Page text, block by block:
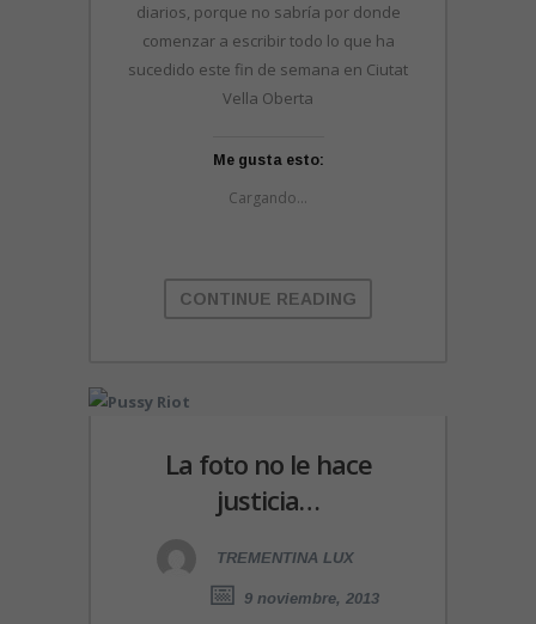
diarios, porque no sabría por donde
comenzar a escribir todo lo que ha
sucedido este fin de semana en Ciutat
Vella Oberta
Me gusta esto:
Cargando...
CONTINUE READING
La foto no le hace
justicia…
TREMENTINA LUX
9 noviembre, 2013